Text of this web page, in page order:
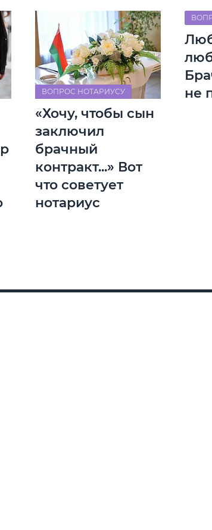
ВОПРОС НОТАРИУСУ
«Хочу, чтобы сын
заключил
брачный
контракт...» Вот
что советует
нотариус
не